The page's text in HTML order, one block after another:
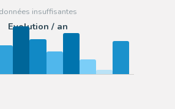
Evolution / an